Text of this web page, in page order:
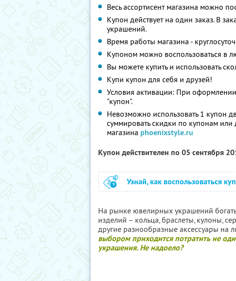
Весь ассортисент магазина можно
Купон действует на один заказ. В
украшений.
Время работы магазина -
Купоном можно воспользоваться в
Вы можете купить и использовать
Купи купон для себя и друзей!
Условия активации: При
"купон".
Невозможно использовать 1 купон
суммировать скидки по купонам
магазина phoenixstyle.ru
Купон действителен по 05 сентября
Узнай, как воспользоваться
На рынке ювелирных украшений
изделий – кольца, браслеты, кулоны,
другие разнообразные аксессуары на
выбором приходится потратить не
украшения. Не надоело?